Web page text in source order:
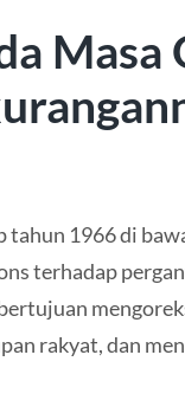
Masa
tahun 1966 di
terhadap
rakyat, dan